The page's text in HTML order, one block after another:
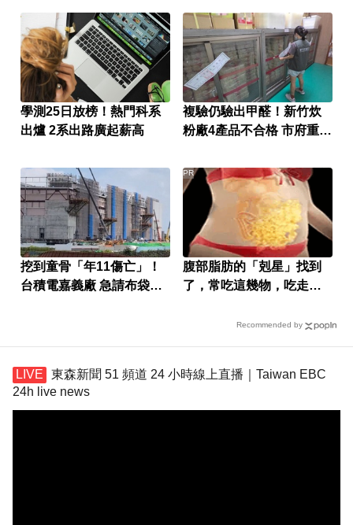
學測25日放榜！熱門科系
出爐 2系出路廣起薪高
複驗仍驗出甲醛！新竹炊
粉廠4產品不合格 市府重罰
挖到童骨「年11傷亡」！
台積電嘉義廠 急請布袋戲
腹部脂肪的「剋星」找到
了，常吃這幾物，吃走大
PR
Recommended by
東森新聞 51 頻道 24 小時線上直播｜Taiwan EBC
24h live news